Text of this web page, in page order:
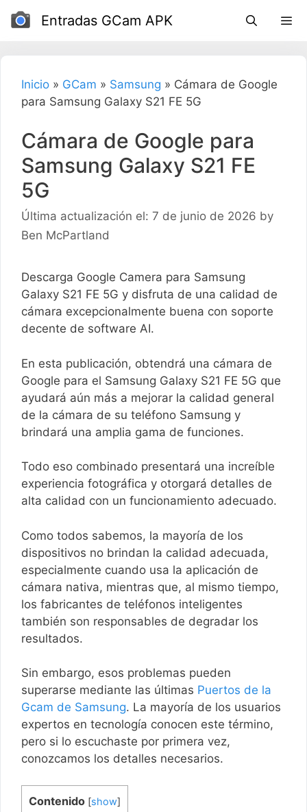
Entradas GCam APK
Inicio » GCam » Samsung » Cámara de Google
para Samsung Galaxy S21 FE 5G
Cámara de Google para
Samsung Galaxy S21 FE
5G
Última actualización el: 7 de junio de 2026 by
Ben McPartland
Descarga Google Camera para Samsung
Galaxy S21 FE 5G y disfruta de una calidad de
cámara excepcionalmente buena con soporte
decente de software AI.
En esta publicación, obtendrá una cámara de
Google para el Samsung Galaxy S21 FE 5G que
ayudará aún más a mejorar la calidad general
de la cámara de su teléfono Samsung y
brindará una amplia gama de funciones.
Todo eso combinado presentará una increíble
experiencia fotográfica y otorgará detalles de
alta calidad con un funcionamiento adecuado.
Como todos sabemos, la mayoría de los
dispositivos no brindan la calidad adecuada,
especialmente cuando usa la aplicación de
cámara nativa, mientras que, al mismo tiempo,
los fabricantes de teléfonos inteligentes
también son responsables de degradar los
resultados.
Sin embargo, esos problemas pueden
superarse mediante las últimas Puertos de la
Gcam de Samsung. La mayoría de los usuarios
expertos en tecnología conocen este término,
pero si lo escuchaste por primera vez,
conozcamos los detalles necesarios.
Contenido [show]